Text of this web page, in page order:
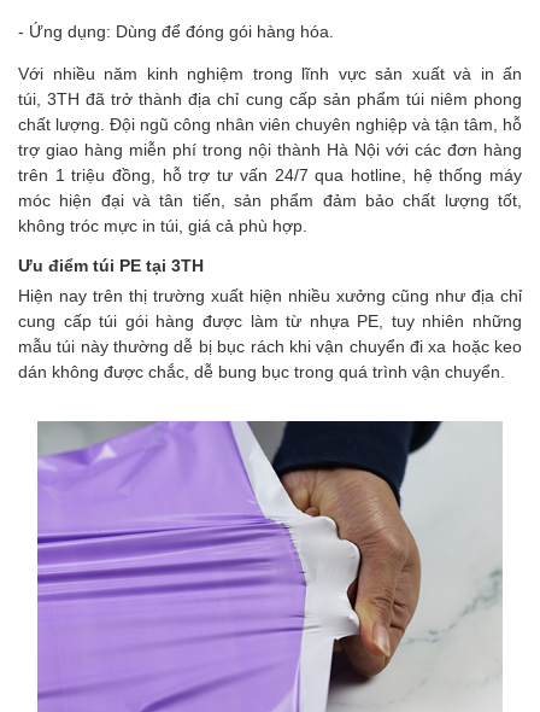
- Ứng dụng: Dùng để đóng gói hàng hóa.
Với nhiều năm kinh nghiệm trong lĩnh vực sản xuất và in ấn
túi, 3TH đã trở thành địa chỉ cung cấp sản phẩm túi niêm phong
chất lượng. Đội ngũ công nhân viên chuyên nghiệp và tận tâm, hỗ
trợ giao hàng miễn phí trong nội thành Hà Nội với các đơn hàng
trên 1 triệu đồng, hỗ trợ tư vấn 24/7 qua hotline, hệ thống máy
móc hiện đại và tân tiến, sản phẩm đảm bảo chất lượng tốt,
không tróc mực in túi, giá cả phù hợp.
Ưu điểm túi PE tại 3TH
Hiện nay trên thị trường xuất hiện nhiều xưởng cũng như địa chỉ
cung cấp túi gói hàng được làm từ nhựa PE, tuy nhiên những
mẫu túi này thường dễ bị bục rách khi vận chuyển đi xa hoặc keo
dán không được chắc, dễ bung bục trong quá trình vận chuyển.